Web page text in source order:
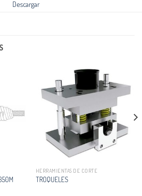
Descargar
HERRAMIENTAS DE CORTE
TROQUELES